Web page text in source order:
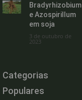
Bradyrhizobium
e Azospirillum
em soja
3 de outubro de
2023
Categorias
Populares